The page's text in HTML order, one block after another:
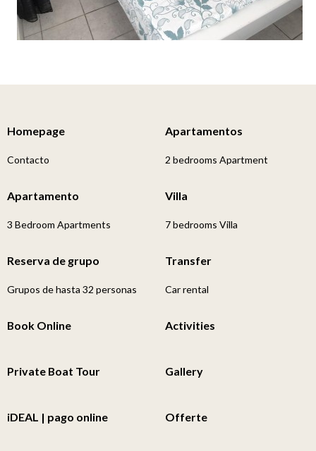
Homepage
Contacto
Apartamentos
2 bedrooms Apartment
Apartamento
3 Bedroom Apartments
Villa
7 bedrooms Villa
Reserva de grupo
Grupos de hasta 32 personas
Transfer
Car rental
Book Online Activities
Private Boat Tour Gallery
iDEAL | pago online Offerte